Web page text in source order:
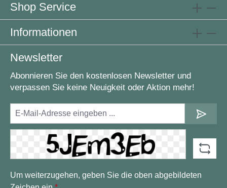
Shop Service
Informationen
Newsletter
Abonnieren Sie den kostenlosen Newsletter und
verpassen Sie keine Neuigkeit oder Aktion mehr!
Um weiterzugehen, geben Sie die oben abgebildeten